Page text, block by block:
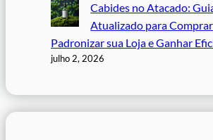
Cabides no Atacado:
Atualizado para Comprar
Padronizar sua Loja e Ganhar
julho 2, 2026